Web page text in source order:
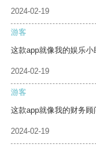
2024-02-19
游客
这款app就像我的娱乐小
2024-02-19
游客
这款app就像我的财务顾
2024-02-19